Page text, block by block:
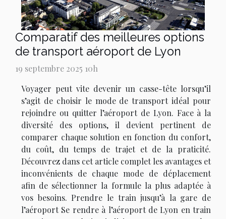
Comparatif des meilleures options
de transport aéroport de Lyon
19 septembre 2025 10h
Voyager peut vite devenir un casse-tête lorsqu’il
s’agit de choisir le mode de transport idéal pour
rejoindre ou quitter l’aéroport de Lyon. Face à la
diversité des options, il devient pertinent de
comparer chaque solution en fonction du confort,
du coût, du temps de trajet et de la praticité.
Découvrez dans cet article complet les avantages et
inconvénients de chaque mode de déplacement
afin de sélectionner la formule la plus adaptée à
vos besoins. Prendre le train jusqu’à la gare de
l’aéroport Se rendre à l’aéroport de Lyon en train